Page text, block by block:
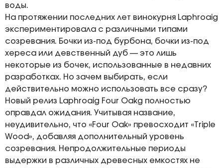
воды.
На протяжении последних лет винокурня Laphroaig
экспериментировала с различными типами
созревания. Бочки из-под бурбона, бочки из-под
хереса или девственный дуб — это лишь
некоторые из бочек, использованные в недавних
разработках. Но зачем выбирать, если
действительно можно использовать все сразу?
Новый релиз Laphroaig Four Oakg полностью
оправдал ожидания. Учитывая название,
неудивительно, что «Four Oak» превосходит «Triple
Wood», добавляя дополнительный уровень
созревания. Непродолжительные периоды
выдержки в различных древесных емкостях не